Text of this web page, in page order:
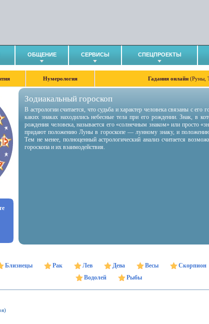
ОБЩЕНИЕ СЕРВИСЫ СПЕЦПРОЕКТЫ
Нумерология Гадания онлайн (Руны,
Зодиакальный гороскоп
В астрологии считается, что судьба и характер человека связаны с
каких знаках находились небесные тела при его рождении. Знак, в
рождения человека, называется его «солнечным знаком» или просто
придают положению Луны в гороскопе — лунному знаку, и
Тем не менее, полноценный астрологический анализ считается
гороскопа и их взаимодействия.
Близнецы Рак Лев Дева Весы Скорпион
Водолей
Рыбы